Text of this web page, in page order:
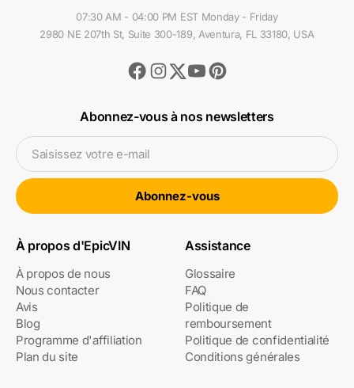
07:30 AM - 04:00 PM EST Monday - Friday
2980 NE 207th St, Suite 300-189, Aventura, FL 33180, USA
Facebook
Instagram
TwitterYoutubePinterest
Abonnez-vous à nos newsletters
Saisissez votre e-mail
Abonnez-vous
À propos d'EpicVIN
À propos de nous
Nous contacter
Avis
Blog
Programme d'affiliation
Plan du site
Assistance
Glossaire
FAQ
Politique de
remboursement
Politique de confidentialité
Conditions générales